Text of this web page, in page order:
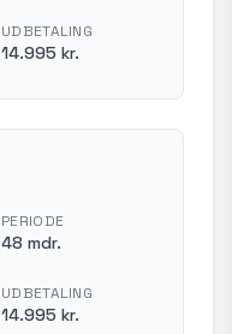
UDBETALING
14.995 kr.
PERIODE
48 mdr.
UDBETALING
14.995 kr.